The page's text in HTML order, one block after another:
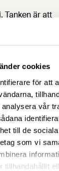
cookies
för att
vår
till de
som vi
tillhandahållit
Tanken är att
genom en
korrigera
i
en slutsats om
till del
inte
i en
eller